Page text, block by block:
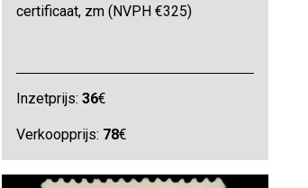
certificaat, zm (NVPH €325)
Inzetprijs:36€
Verkoopprijs: 78€